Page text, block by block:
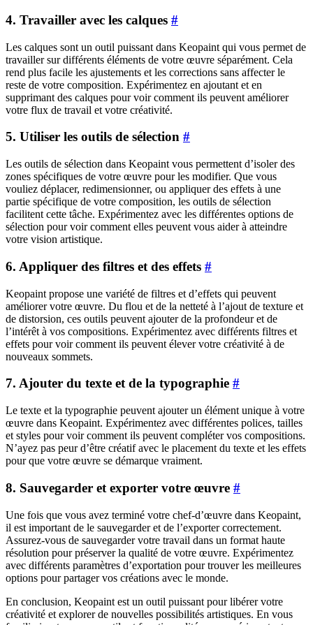
4. Travailler avec les calques #
Les calques sont un outil puissant dans Keopaint qui vous permet de
travailler sur différents éléments de votre œuvre séparément. Cela
rend plus facile les ajustements et les corrections sans affecter le
reste de votre composition. Expérimentez en ajoutant et en
supprimant des calques pour voir comment ils peuvent améliorer
votre flux de travail et votre créativité.
5. Utiliser les outils de sélection #
Les outils de sélection dans Keopaint vous permettent d’isoler des
zones spécifiques de votre œuvre pour les modifier. Que vous
vouliez déplacer, redimensionner, ou appliquer des effets à une
partie spécifique de votre composition, les outils de sélection
facilitent cette tâche. Expérimentez avec les différentes options de
sélection pour voir comment elles peuvent vous aider à atteindre
votre vision artistique.
6. Appliquer des filtres et des effets #
Keopaint propose une variété de filtres et d’effets qui peuvent
améliorer votre œuvre. Du flou et de la netteté à l’ajout de texture et
de distorsion, ces outils peuvent ajouter de la profondeur et de
l’intérêt à vos compositions. Expérimentez avec différents filtres et
effets pour voir comment ils peuvent élever votre créativité à de
nouveaux sommets.
7. Ajouter du texte et de la typographie #
Le texte et la typographie peuvent ajouter un élément unique à votre
œuvre dans Keopaint. Expérimentez avec différentes polices, tailles
et styles pour voir comment ils peuvent compléter vos compositions.
N’ayez pas peur d’être créatif avec le placement du texte et les effets
pour que votre œuvre se démarque vraiment.
8. Sauvegarder et exporter votre œuvre #
Une fois que vous avez terminé votre chef-d’œuvre dans Keopaint,
il est important de le sauvegarder et de l’exporter correctement.
Assurez-vous de sauvegarder votre travail dans un format haute
résolution pour préserver la qualité de votre œuvre. Expérimentez
avec différents paramètres d’exportation pour trouver les meilleures
options pour partager vos créations avec le monde.
En conclusion, Keopaint est un outil puissant pour libérer votre
créativité et explorer de nouvelles possibilités artistiques. En vous